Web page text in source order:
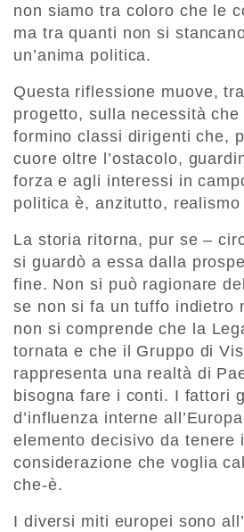
non siamo tra coloro che le
ma tra quanti non si
un’anima politica.
Questa riflessione muove,
progetto, sulla necessità
formino classi dirigenti che,
cuore oltre l’ostacolo,
forza e agli interessi in
politica è, anzitutto,
La storia ritorna, pur se –
si guardò a essa dalla
fine. Non si può ragionare
se non si fa un tuffo indietro
non si comprende che la
tornata e che il Gruppo di
rappresenta una realtà di
bisogna fare i conti. I fattori
d’influenza interne
elemento decisivo da tenere
considerazione che voglia
che-è.
I diversi miti europei sono